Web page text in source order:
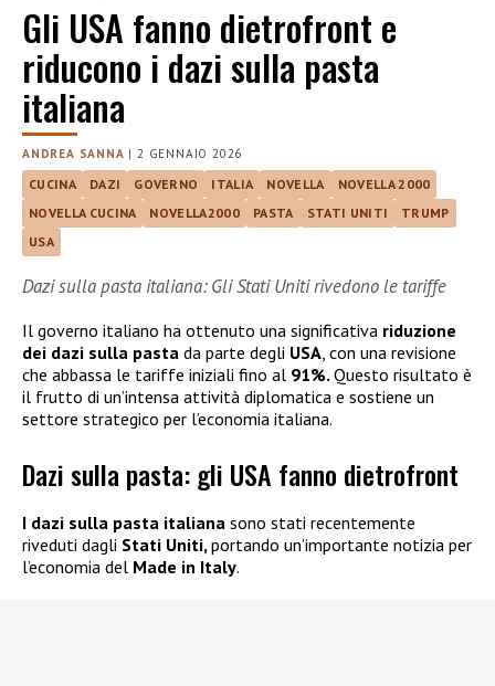
Gli USA fanno dietrofront e
riducono i dazi sulla pasta
italiana
ANDREA SANNA |2 GENNAIO 2026
CUCINA DAZI GOVERNO ITALIA NOVELLA
NOVELLA 2000
NOVELLA CUCINA
NOVELLA2000 PASTA STATI UNITI
TRUMP
USA
Dazi sulla pasta italiana: Gli Stati Uniti rivedono le tariffe
Il governo italiano ha ottenuto una significativa riduzione
dei dazi sulla pasta da parte degli USA , con una revisione
che abbassa le tariffe iniziali fino al 91%. Questo risultato è
il frutto di un’intensa attività diplomatica e sostiene un
settore strategico per l’economia italiana.
Dazi sulla pasta: gli USA fanno dietrofront
I dazi sulla pasta italiana sono stati recentemente
riveduti dagli Stati Uniti,portando un’importante notizia per
l’economia del Made in Italy.